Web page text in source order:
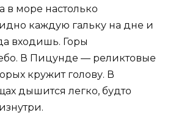
в море настолько
каждую гальку на дне и
входишь. Горы
В Пицунде — реликтовые
кружит голову. В
дышится легко, будто